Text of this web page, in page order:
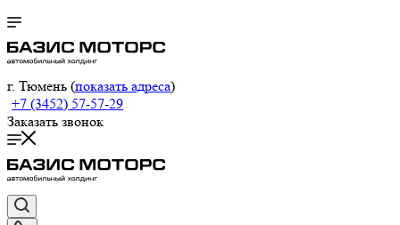
г. Тюмень (показать адреса)
+7 (3452) 57-57-29
Заказать звонок